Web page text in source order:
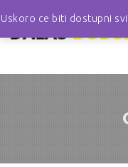
Uskoro ce biti dostupni